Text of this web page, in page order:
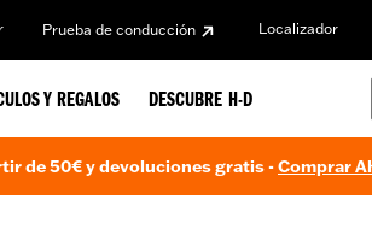
Prueba de conducción Localizador
Y REGALOS DESCUBRE H-D
de 50€ y devoluciones gratis -Comprar